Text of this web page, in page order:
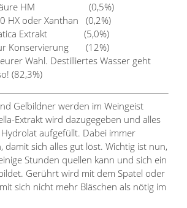
HM (0,5%)
HX oder Xanthan (0,2%)
Extrakt (5,0%)
Konservierung (12%)
Wahl. Destilliertes Wasser geht
(82,3%)
Gelbildner werden im Weingeist
Extrakt wird dazugegeben und alles
aufgefüllt. Dabei immer
damit sich alles gut löst. Wichtig ist nun,
Stunden quellen kann und sich ein
Gerührt wird mit dem Spatel oder
sich nicht mehr Bläschen als nötig im